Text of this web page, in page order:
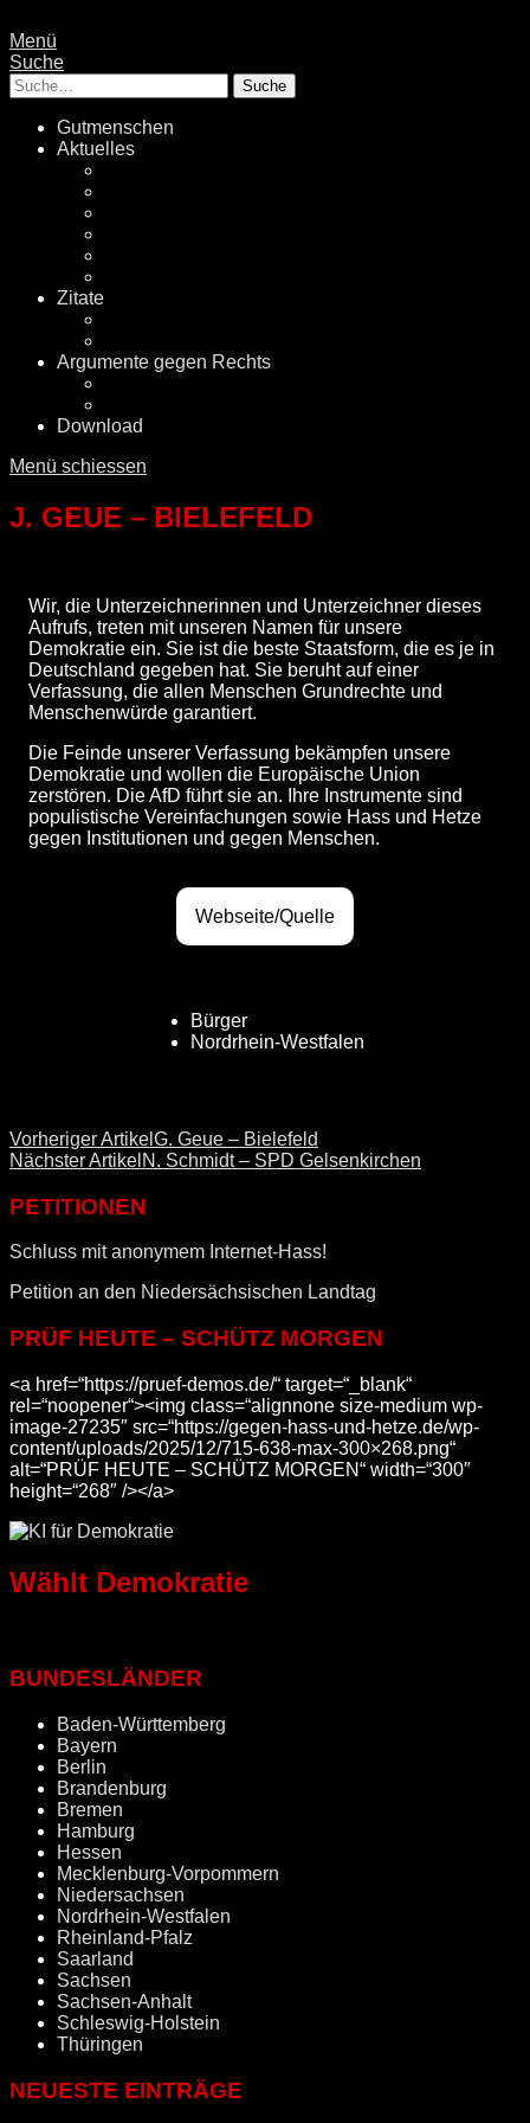
Menü
Suche
Suche
Gutmenschen
Aktuelles
Zitate
Argumente gegen Rechts
Download
Menü schiessen
J. GEUE – BIELEFELD
Wir, die Unterzeichnerinnen und Unterzeichner dieses
Aufrufs, treten mit unseren Namen für unsere
Demokratie ein. Sie ist die beste Staatsform, die es je in
Deutschland gegeben hat. Sie beruht auf einer
Verfassung, die allen Menschen Grundrechte und
Menschenwürde garantiert.
Die Feinde unserer Verfassung bekämpfen unsere
Demokratie und wollen die Europäische Union
zerstören. Die AfD führt sie an. Ihre Instrumente sind
populistische Vereinfachungen sowie Hass und Hetze
gegen Institutionen und gegen Menschen.
Webseite/Quelle
Bürger
Nordrhein-Westfalen
Vorheriger Artikel G. Geue – Bielefeld
Nächster Artikel N. Schmidt – SPD Gelsenkirchen
PETITIONEN
Schluss mit anonymem Internet-Hass!
Petition an den Niedersächsischen Landtag
PRÜF HEUTE – SCHÜTZ MORGEN
<a href=“https://pruef-demos.de/“ target=“_blank“
rel=“noopener“><img class=“alignnone size-medium wp-
image-27235″ src=“https://gegen-hass-und-hetze.de/wp-
content/uploads/2025/12/715-638-max-300×268.png“
alt=“PRÜF HEUTE – SCHÜTZ MORGEN“ width=“300″
height=“268″ /></a>
Wählt Demokratie
BUNDESLÄNDER
Baden-Württemberg
Bayern
Berlin
Brandenburg
Bremen
Hamburg
Hessen
Mecklenburg-Vorpommern
Niedersachsen
Nordrhein-Westfalen
Rheinland-Pfalz
Saarland
Sachsen
Sachsen-Anhalt
Schleswig-Holstein
Thüringen
NEUESTE EINTRÄGE